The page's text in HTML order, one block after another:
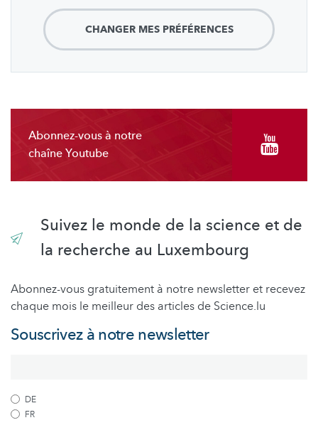
CHANGER MES PRÉFÉRENCES
Abonnez-vous à notre
chaîne Youtube
Suivez le monde de la science et de
la recherche au Luxembourg
Abonnez-vous gratuitement à notre newsletter et recevez
chaque mois le meilleur des articles de Science.lu
Souscrivez à notre newsletter
DE
FR